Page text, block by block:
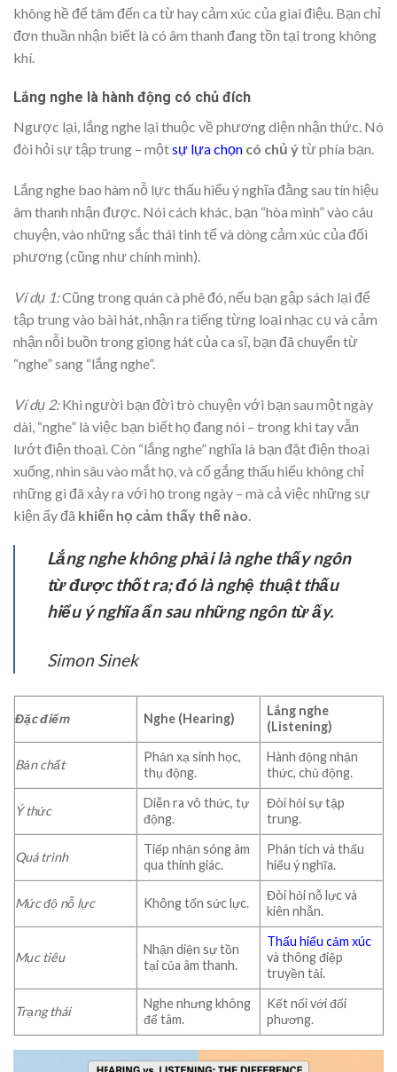
không hề để tâm đến ca từ hay cảm xúc của giai điệu. Bạn chỉ
đơn thuần nhận biết là có âm thanh đang tồn tại trong không
khí.
Lắng nghe là hành động có chủ đích
Ngược lại, lắng nghe lại thuộc về phương diện nhận thức. Nó
đòi hỏi sự tập trung – mộtsự lựa chọn có chủ ýtừ phía bạn.
Lắng nghe bao hàm nỗ lực thấu hiểu ý nghĩa đằng sau tín hiệu
âm thanh nhận được. Nói cách khác, bạn “hòa mình” vào câu
chuyện, vào những sắc thái tinh tế và dòng cảm xúc của đối
phương (cũng như chính mình).
Ví dụ 1:Cũng trong quán cà phê đó, nếu bạn gập sách lại để
tập trung vào bài hát, nhận ra tiếng từng loại nhạc cụ và cảm
nhận nỗi buồn trong giọng hát của ca sĩ, bạn đã chuyển từ
“nghe” sang “lắng nghe”.
Ví dụ 2:Khi người bạn đời trò chuyện với bạn sau một ngày
dài, “nghe” là việc bạn biết họ đang nói – trong khi tay vẫn
lướt điện thoại. Còn “lắng nghe” nghĩa là bạn đặt điện thoại
xuống, nhìn sâu vào mắt họ, và cố gắng thấu hiểu không chỉ
những gì đã xảy ra với họ trong ngày – mà cả việc những sự
kiện ấy đã khiến họ cảm thấy thế nào
Lắng nghe không phải là nghe thấy ngôn
từ được thốt ra; đó là nghệ thuật thấu
hiểu ý nghĩa ẩn sau những ngôn từ ấy.
Simon Sinek
Đặc điểm Nghe (Hearing)
Lắng nghe
(Listening)
Bản chất
Phản xạ sinh học,
thụ động.
Hành động nhận
thức, chủ động.
Ý thức
Diễn ra vô thức, tự
động.
Đòi hỏi sự tập
trung.
Quá trình
Tiếp nhận sóng âm
qua thính giác.
Phân tích và thấu
hiểu ý nghĩa.
Mức độ nỗ lực Không tốn sức lực.
Đòi hỏi nỗ lực và
kiên nhẫn.
Mục tiêu
Nhận diện sự tồn
tại của âm thanh.
Thấu hiểu cảm xúc
và thông điệp
truyền tải.
Trạng thái
Nghe nhưng không
để tâm.
Kết nối với đối
phương.